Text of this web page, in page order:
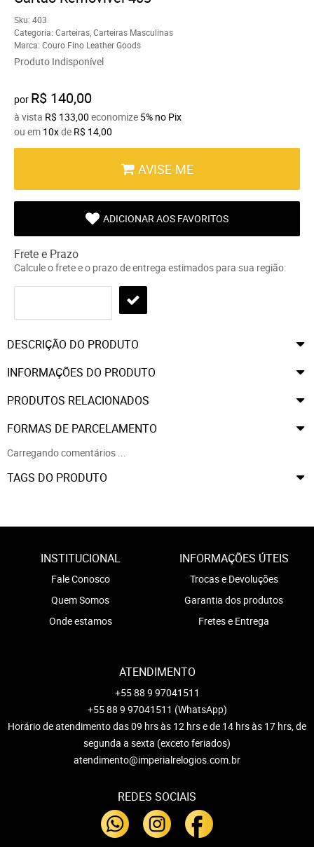
Sku: 403
Categoria: Carteiras Carteiras Masculinas
Marca: Couro Fino Leather Goods
Produto Indisponível
por R$ 140,00
à vista R$ 133,00 economize 5% no Pix
ou em 10xde R$ 14,00
AVISE-ME
ADICIONAR AOS FAVORITOS
Frete e Prazo
Calcule o frete e o prazo de entrega estimados para sua região:
DESCRIÇÃO DO PRODUTO
INFORMAÇÕES DO PRODUTO
PRODUTOS RELACIONADOS
FORMAS DE PARCELAMENTO
Carregando comentários ...
TAGS DO PRODUTO
INSTITUCIONAL
Fale Conosco
Quem Somos
Onde estamos
INFORMAÇÕES ÚTEIS
Trocas e Devoluções
Garantia dos produtos
Fretes e Entrega
ATENDIMENTO
+55 88 9 97041511
+55 88 9 97041511 (WhatsApp)
Horário de atendimento das 09 hrs às 12 hrs e de 14 hrs às 17 hrs, de
segunda a sexta (exceto feriados)
atendimento@imperialrelogios.com.br
REDES SOCIAIS